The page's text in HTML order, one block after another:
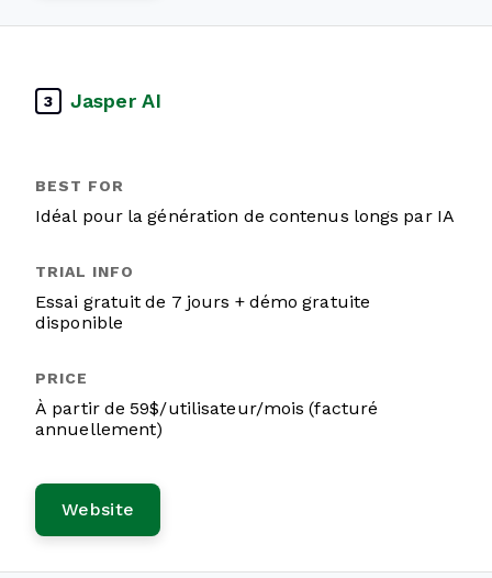
3 Jasper AI
Idéal pour la génération de contenus longs par IA
Essai gratuit de 7 jours + démo gratuite
disponible
À partir de 59$/utilisateur/mois (facturé
annuellement)
Website